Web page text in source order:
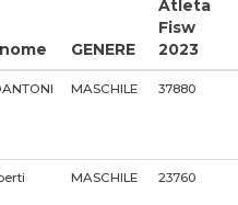
GENERE
Atleta
Fisw
2023
MASCHILE 37880
MASCHILE 23760